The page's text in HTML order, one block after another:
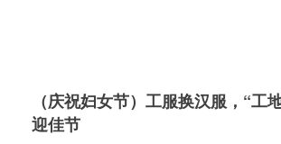
（庆祝妇女节）工服换汉服，“工
迎佳节